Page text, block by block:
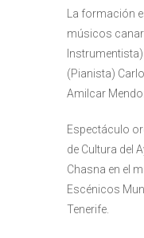
La formación
músicos
(Pianista)
Amilcar
Espectáculo
de Cultura del
Chasna en el
Escénicos
Tenerife.